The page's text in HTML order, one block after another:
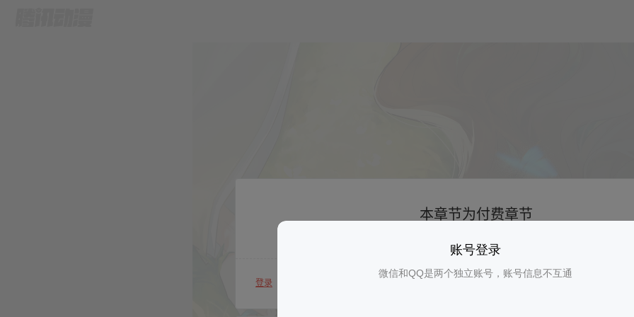
账号登录
微信和QQ是两个独立账号，账号信息不互通